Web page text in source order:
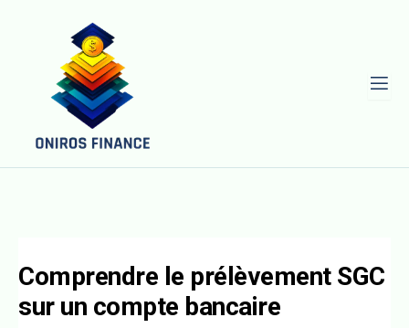
Comprendre le prélèvement SGC
sur un compte bancaire